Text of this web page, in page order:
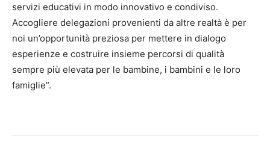
servizi educativi in modo innovativo e condiviso.
Accogliere delegazioni provenienti da altre realtà è per
noi un’opportunità preziosa per mettere in dialogo
esperienze e costruire insieme percorsi di qualità
sempre più elevata per le bambine, i bambini e le loro
famiglie”.